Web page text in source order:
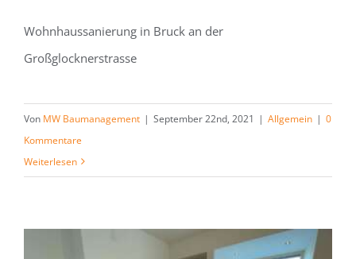
Wohnhaussanierung in Bruck an der
Großglocknerstrasse
Von MW Baumanagement | September 22nd, 2021 | Allgemein | 0
Kommentare
Weiterlesen